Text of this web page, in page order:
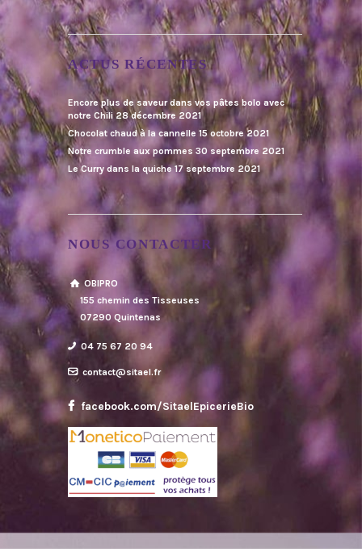
ACTUS RÉCENTES
Encore plus de saveur dans vos pâtes bolo avec
notre Chili 28 décembre 2021
Chocolat chaud à la cannelle 15 octobre 2021
Notre crumble aux pommes 30 septembre 2021
Le Curry dans la quiche 17 septembre 2021
NOUS CONTACTER
OBIPRO
155 chemin des Tisseuses
07290 Quintenas
04 75 67 20 94
contact@sitael.fr
facebook.com/SitaelEpicerieBio